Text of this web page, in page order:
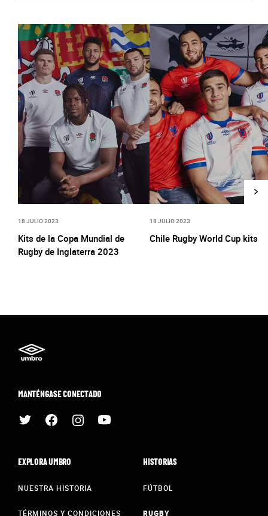
18 JULIO 2023
Kits de la Copa Mundial de
Rugby de Inglaterra 2023
18 JULIO 2023
Chile Rugby World Cup kits
MANTÉNGASE CONECTADO
EXPLORA UMBRO
NUESTRA HISTORIA
TÉRMINOS Y CONDICIONES
HISTORIAS
FÚTBOL
RUGBY